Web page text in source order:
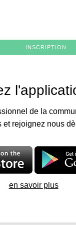
INSCRIPTION
de la
et rejoignez nous
en savoir plus